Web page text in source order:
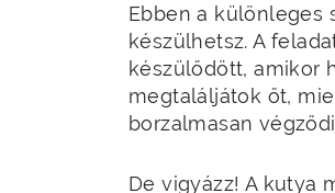
Ebben a különleges
készülhetsz. A
készülődött, amikor
megtaláljátok őt,
borzalmasan
De vigyázz! A kutya